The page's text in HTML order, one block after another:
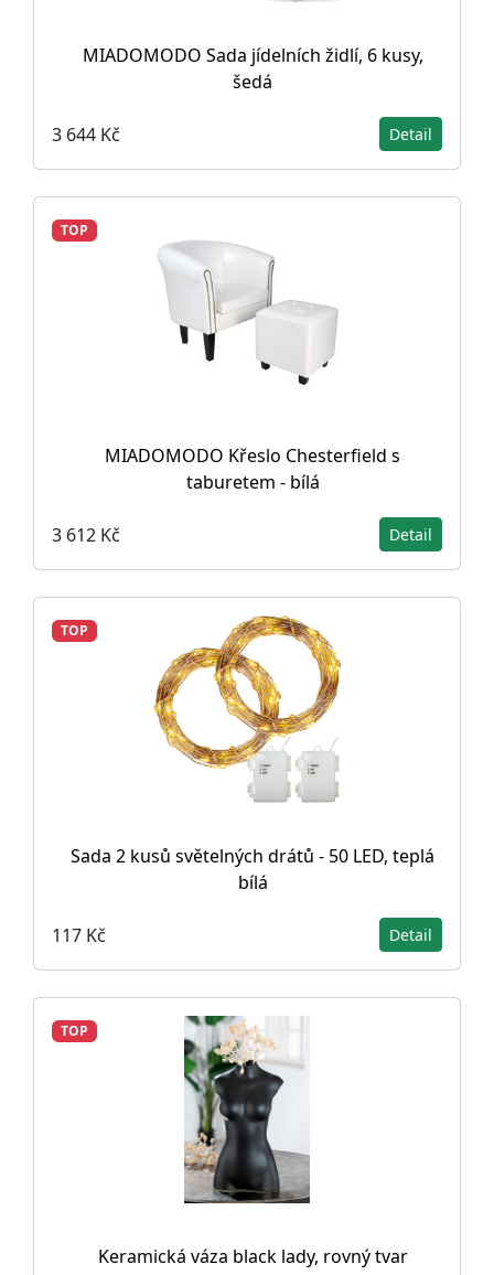
MIADOMODO Sada jídelních židlí, 6 kusy,
šedá
3 644 Kč Detail
TOP
MIADOMODO Křeslo Chesterfield s
taburetem - bílá
3 612 Kč Detail
TOP
Sada 2 kusů světelných drátů - 50 LED, teplá
bílá
117 Kč Detail
TOP
Keramická váza black lady, rovný tvar